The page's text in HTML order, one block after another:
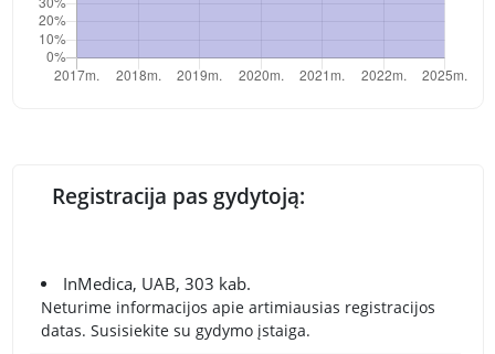
Registracija pas gydytoją:
InMedica, UAB, 303 kab.
Neturime informacijos apie artimiausias registracijos
datas. Susisiekite su gydymo įstaiga.